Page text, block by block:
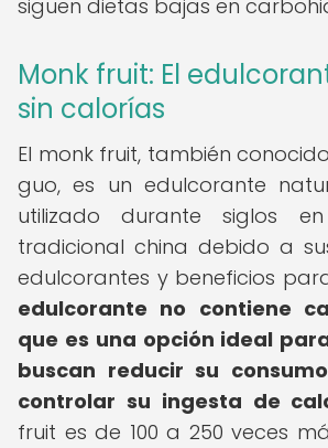
siguen dietas bajas en
Monk fruit: El
sin calorías
El monk fruit, también
guo, es un edulcorante
utilizado durante siglos
tradicional china debido a
edulcorantes y beneficios
edulcorante no contiene
que es una opción ideal
buscan reducir su
controlar su ingesta de
fruit es de 100 a 250 veces